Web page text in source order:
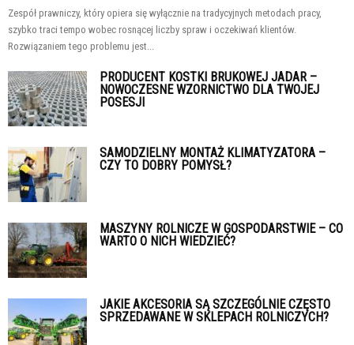
Zespół prawniczy, który opiera się wyłącznie na tradycyjnych metodach pracy,
szybko traci tempo wobec rosnącej liczby spraw i oczekiwań klientów.
Rozwiązaniem tego problemu jest...
PRODUCENT KOSTKI BRUKOWEJ JADAR –
NOWOCZESNE WZORNICTWO DLA TWOJEJ
POSESJI
SAMODZIELNY MONTAŻ KLIMATYZATORA –
CZY TO DOBRY POMYSŁ?
MASZYNY ROLNICZE W GOSPODARSTWIE – CO
WARTO O NICH WIEDZIEĆ?
JAKIE AKCESORIA SĄ SZCZEGÓLNIE CZĘSTO
SPRZEDAWANE W SKLEPACH ROLNICZYCH?